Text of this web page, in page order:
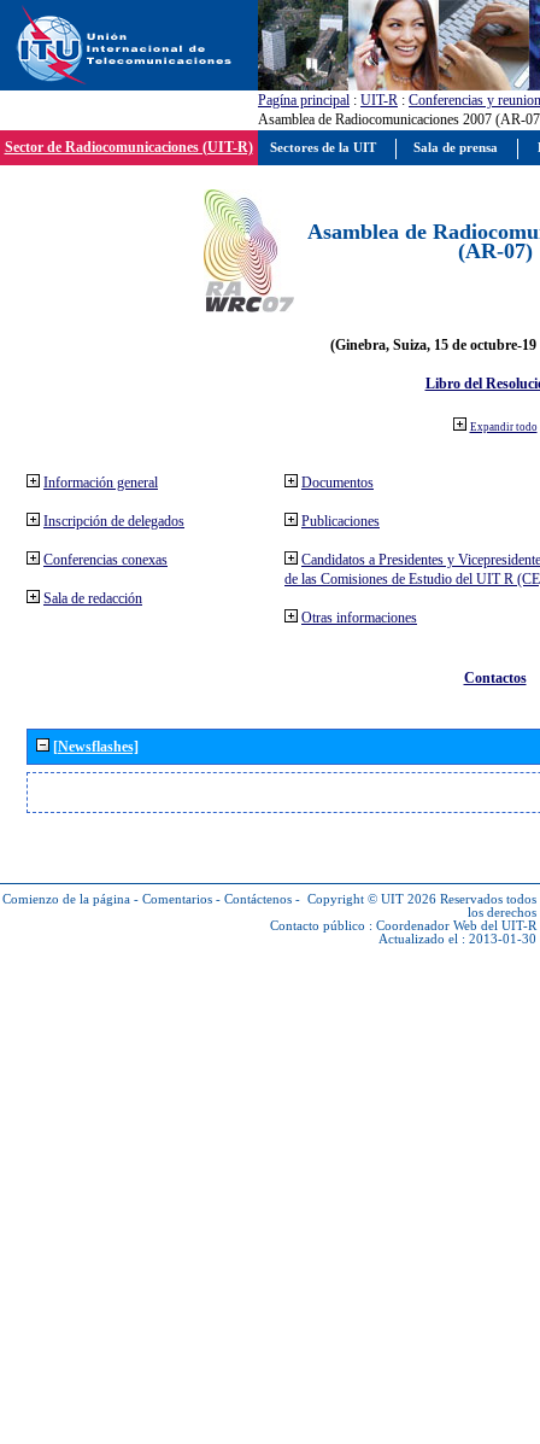
Pagína principal : UIT-R : Conferencias y
Asamblea de Radiocomunicaciones 2007 (AR-
Sector de Radiocomunicaciones (UIT-R)
Asamblea de
(AR-07)
(Ginebra, Suiza, 15 de octubre-19
Libro del
Expandir todo
Información general
Inscripción de delegados
Conferencias conexas
Sala de redacción
Documentos
Publicaciones
Candidatos a Presidentes y
de las Comisiones de Estudio del UIT R
Otras informaciones
Contactos
[Newsflashes]
Comienzo de la página - Comentarios - Contáctenos - Copyright © UIT 2026 Reservados todos
los derechos
Contacto público : Coordenador Web del UIT-R
Actualizado el : 2013-01-30
Sectores de la UIT Sala de prensa